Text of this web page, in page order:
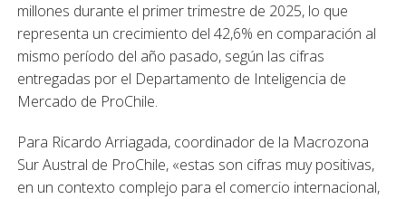
millones durante el primer trimestre de 2025, lo que
representa un crecimiento del 42,6% en comparación al
mismo período del año pasado, según las cifras
entregadas por el Departamento de Inteligencia de
Mercado de ProChile.
Para Ricardo Arriagada, coordinador de la Macrozona
Sur Austral de ProChile, «estas son cifras muy positivas,
en un contexto complejo para el comercio internacional,